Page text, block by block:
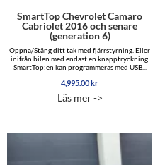
SmartTop Chevrolet Camaro
Cabriolet 2016 och senare
(generation 6)
Öppna/Stäng ditt tak med fjärrstyrning. Eller
inifrån bilen med endast en knapptryckning.
SmartTop:en kan programmeras med USB...
4,995.00kr
Läs mer ->